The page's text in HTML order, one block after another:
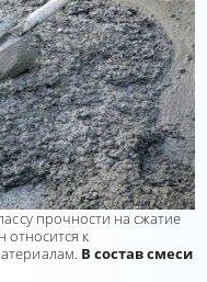
прочности на сжатие
относится к
В состав смеси